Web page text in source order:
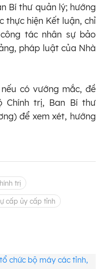
Bí thư quản lý; hướng
thực hiện Kết luận, chỉ
tác nhân sự bảo
pháp luật của Nhà
có vướng mắc, đề
Chính trị, Ban Bí thư
để xem xét, hướng
trị
cấp ủy cấp tỉnh